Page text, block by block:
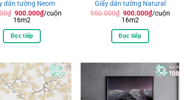
dán tường Neom
₫ Giá
gốc
950.000₫.
900.000₫Giá
hiện
/cuộn
16m2
Đọc tiếp
Giấy dán tường Natural
950.000₫ Giá
gốc
950.000₫.
900.000₫Giá
hiện
/cuộn
16m2
Đọc tiếp